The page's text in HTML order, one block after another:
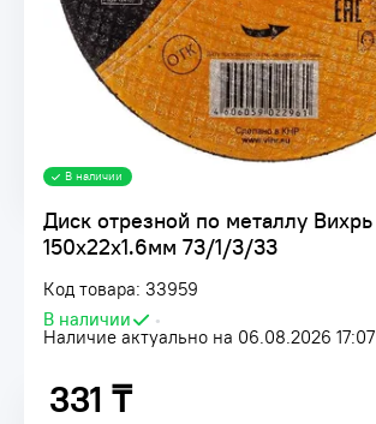
Диск отрезной по металлу Вихрь
150х22х1.6мм 73/1/3/33
Код товара: 33959
В наличии
•
Наличие актуально на 06.08.2026 17:07
В наличии
331 ₸
331 ₸